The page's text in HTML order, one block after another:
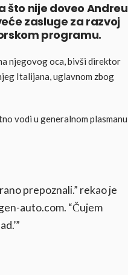
što nije doveo Andreu
zasluge za razvoj
programu.
njegovog oca, bivši direktor
Italijana, uglavnom zbog
vodi u generalnom plasmanu
prepoznali.” rekao je
auto.com. “Čujem